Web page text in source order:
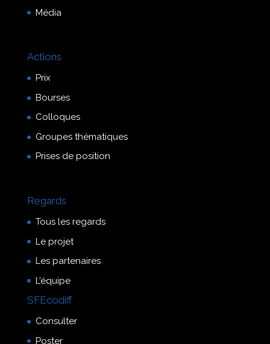
Média
Actions
Prix
Bourses
Colloques
Groupes thématiques
Prises de position
Regards
Tous les regards
Le projet
Les partenaires
L’équipe
SFEcodiff
Consulter
Poster